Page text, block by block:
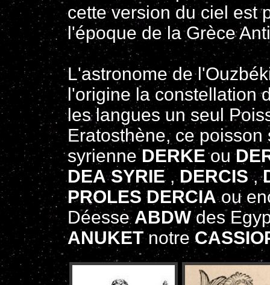
cette version du ciel est
l'époque de la Grèce
L'astronome de
l'origine la constellation
les langues un seul
Eratosthène, ce
syrienneDERKEou
DEA SYRIE,DERCIS,
PROLES DERCIAou
DéesseABDWdes
ANUKETnotre